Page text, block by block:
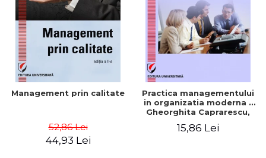
Management prin calitate
52,86 Lei
44,93 Lei
Practica managementului
in organizatia moderna -
Gheorghita Caprarescu,
Georgiana Aron
15,86 Lei